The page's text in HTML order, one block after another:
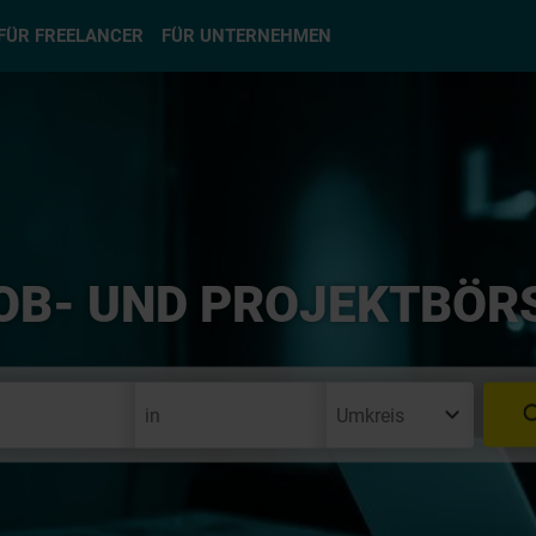
FREELANCER FÜR UNTERNEHMEN
UND